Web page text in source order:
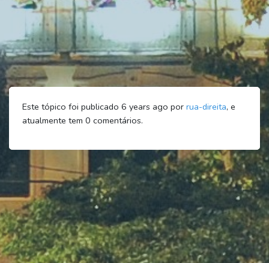
Este tópico foi publicado 6 years ago por rua-direita, e
atualmente tem 0 comentários.